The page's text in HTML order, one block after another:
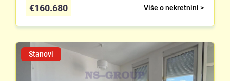
Više o nekretnini >
€160.680
Stanovi